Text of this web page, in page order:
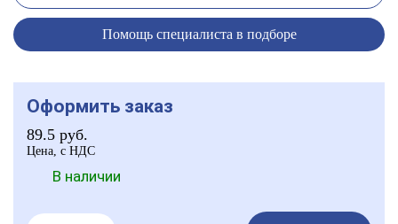
Помощь специалиста в подборе
Оформить заказ
89.5 руб.
Цена, с НДС
В наличии